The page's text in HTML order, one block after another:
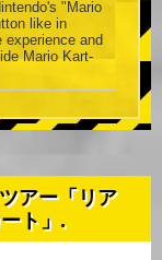
"Mario
like in
and
Mario Kart-
アー「リア
ト」.